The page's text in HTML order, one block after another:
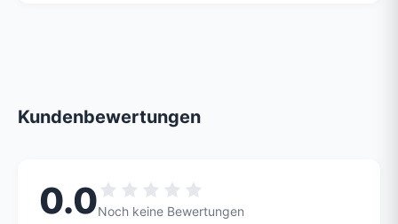
Kundenbewertungen
0.0Noch keine Bewertungen